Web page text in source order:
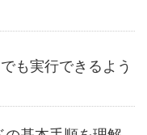
も実行できるよう